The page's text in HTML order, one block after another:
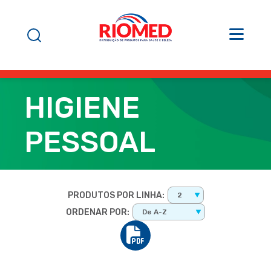
HIGIENE
PESSOAL
PRODUTOS POR LINHA: 2
ORDENAR POR: De A-Z